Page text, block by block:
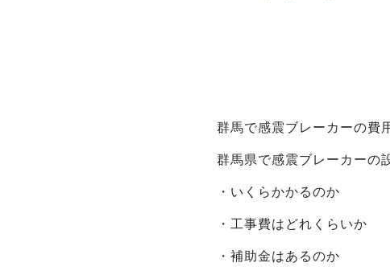
群馬で感震ブレーカーの費
群馬県で感震ブレーカーの
・いくらかかるのか
・工事費はどれくらいか
・補助金はあるのか